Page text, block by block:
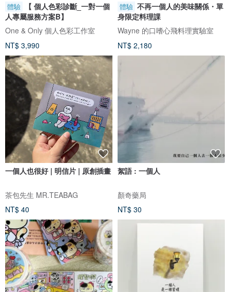
體驗
【 個人色彩診斷_一對一個
人專屬服務方案B】
One & Only 個人色彩工作室
NT$ 3,990
體驗 不再一個人的美味關係・單
身限定料理課
Wayne 的口嗜心飛料理實驗室
NT$ 2,180
一個人也很好 | 明信片 | 原創插畫
茶包先生 MR.TEABAG
NT$ 40
絮語 : 一個人
顏奇藥局
NT$ 30